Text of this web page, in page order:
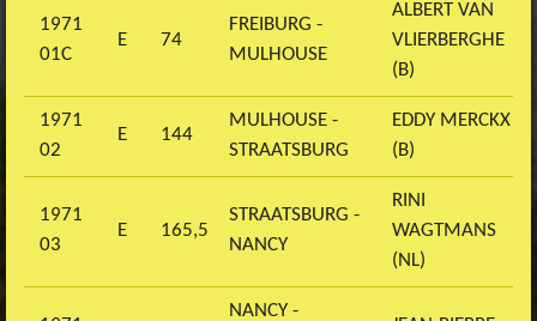
1971
01C
E 74
FREIBURG -
MULHOUSE
ALBERT VAN
VLIERBERGHE
(B)
1971
02
E 144
MULHOUSE -
STRAATSBURG
EDDY MERCKX
(B)
1971
03
E 165,5
STRAATSBURG -
NANCY
RINI
WAGTMANS
(NL)
NANCY -